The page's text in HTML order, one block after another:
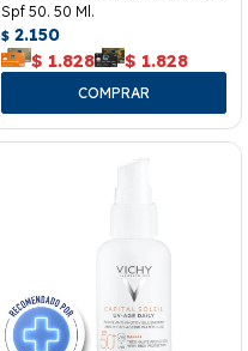
Spf 50. 50 Ml.
$ 2.150
$ 1.828 $ 1.828